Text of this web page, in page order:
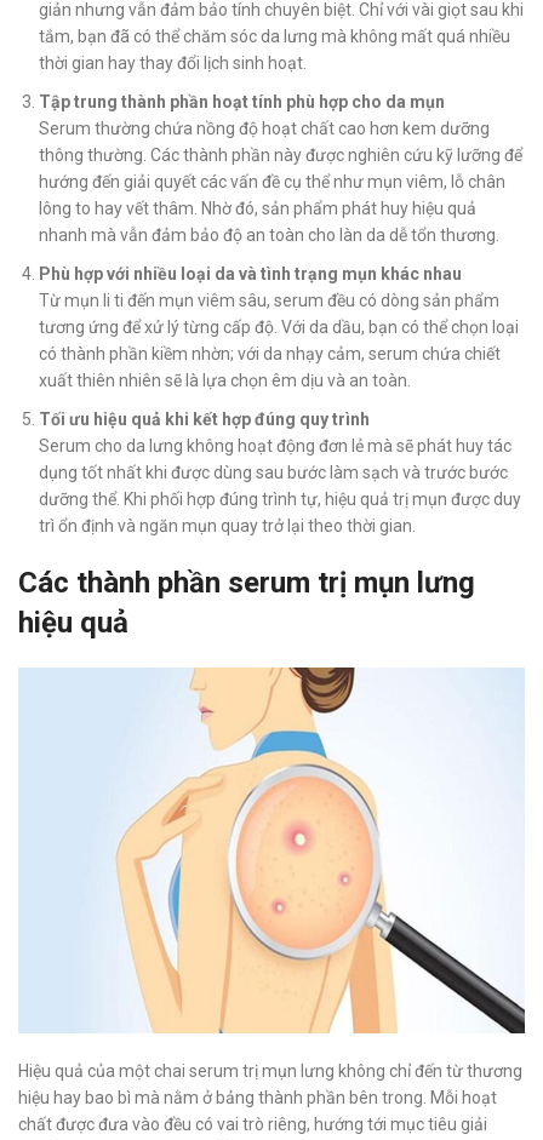
giản nhưng vẫn đảm bảo tính chuyên biệt. Chỉ với vài giọt sau khi
tắm, bạn đã có thể chăm sóc da lưng mà không mất quá nhiều
thời gian hay thay đổi lịch sinh hoạt.
Tập trung thành phần hoạt tính phù hợp cho da mụn
Serum thường chứa nồng độ hoạt chất cao hơn kem dưỡng
thông thường. Các thành phần này được nghiên cứu kỹ lưỡng để
hướng đến giải quyết các vấn đề cụ thể như mụn viêm, lỗ chân
lông to hay vết thâm. Nhờ đó, sản phẩm phát huy hiệu quả
nhanh mà vẫn đảm bảo độ an toàn cho làn da dễ tổn thương.
Phù hợp với nhiều loại da và tình trạng mụn khác nhau
Từ mụn li ti đến mụn viêm sâu, serum đều có dòng sản phẩm
tương ứng để xử lý từng cấp độ. Với da dầu, bạn có thể chọn loại
có thành phần kiềm nhờn; với da nhạy cảm, serum chứa chiết
xuất thiên nhiên sẽ là lựa chọn êm dịu và an toàn.
Tối ưu hiệu quả khi kết hợp đúng quy trình
Serum cho da lưng không hoạt động đơn lẻ mà sẽ phát huy tác
dụng tốt nhất khi được dùng sau bước làm sạch và trước bước
dưỡng thể. Khi phối hợp đúng trình tự, hiệu quả trị mụn được duy
trì ổn định và ngăn mụn quay trở lại theo thời gian.
Các thành phần serum trị mụn lưng
hiệu quả
Hiệu quả của một chai serum trị mụn lưng không chỉ đến từ thương
hiệu hay bao bì mà nằm ở bảng thành phần bên trong. Mỗi hoạt
chất được đưa vào đều có vai trò riêng, hướng tới mục tiêu giải